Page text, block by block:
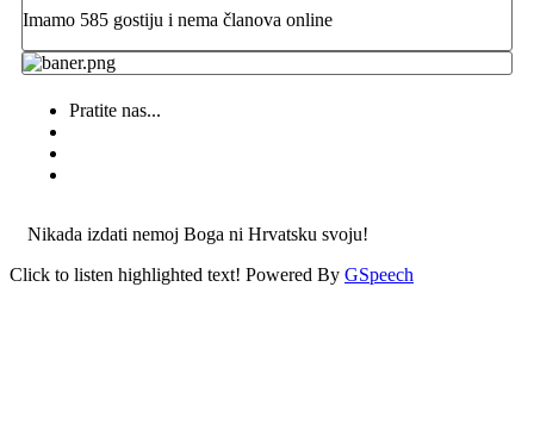
Imamo 585 gostiju i nema članova online
Pratite nas...
Nikada izdati nemoj Boga ni Hrvatsku svoju!
Click to listen highlighted text! Powered By GSpeech